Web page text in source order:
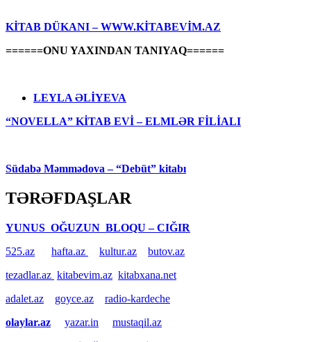
KİTAB DÜKANI – WWW.KİTABEVİM.AZ
======ONU YAXINDAN TANIYAQ======
LEYLA ƏLİYEVA
“NOVELLA” KİTAB EVİ – ELMLƏR FİLİALI
Südabə Məmmədova – “Debüt” kitabı
TƏRƏFDAŞLAR
YUNUS OĞUZUN BLOQU – CIĞIR
525.az
hafta.az kultur.az
butov.az
tezadlar.az kitabevim.az kitabxana.net
adalet.az
goyce.az
radio-kardeche
olaylar.az
yazar.in
mustaqil.az